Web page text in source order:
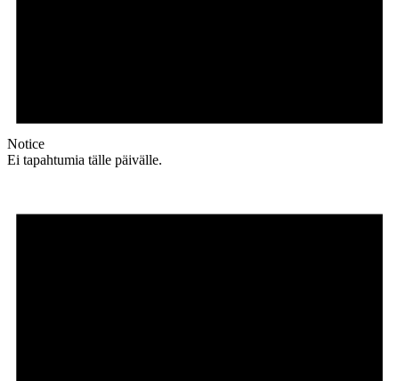
Notice
Ei tapahtumia tälle päivälle.